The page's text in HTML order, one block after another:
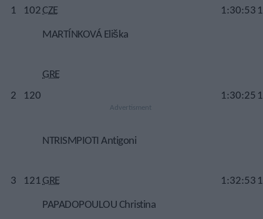
1 102CZE
MARTÍNKOVÁ Eliška
1:30:53
2 120
GRE
NTRISMPIOTI Antigoni
1:30:25
3 121GRE
PAPADOPOULOU Christina
1:32:53